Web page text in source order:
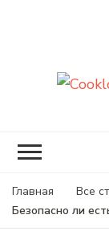
Главная
Все
Безопасно ли